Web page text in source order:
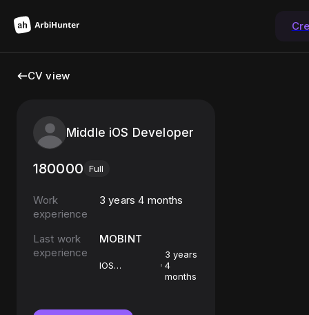
CV view
Middle iOS Developer
180000 Full
Work
experience
3 years 4 months
Last work
experience
MOBINT
IOS
3 years
4
months